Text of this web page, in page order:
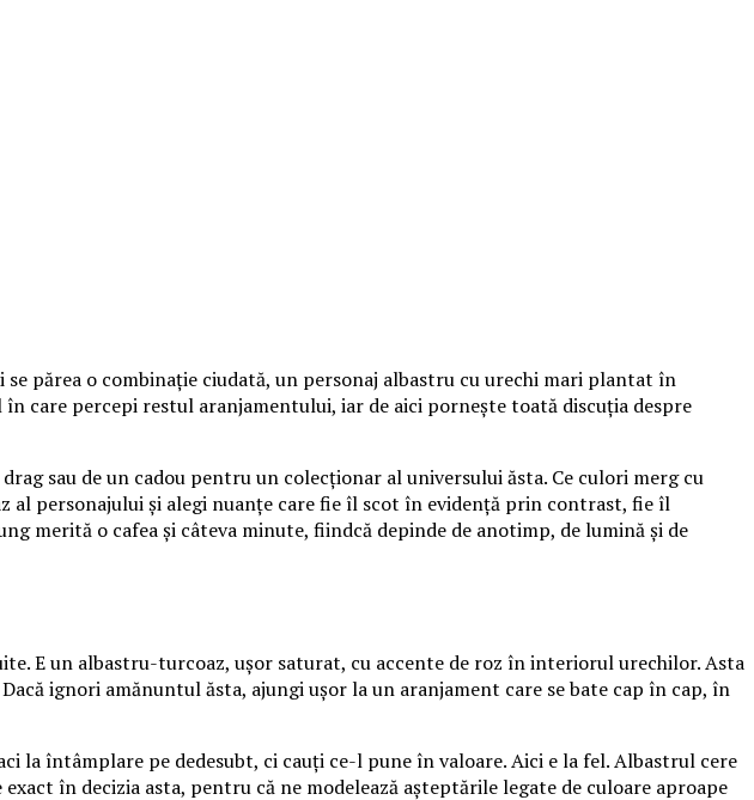
părea o combinație ciudată, un personaj albastru cu urechi mari plantat în
care percepi restul aranjamentului, iar de aici pornește toată discuția despre
sau de un cadou pentru un colecționar al universului ăsta. Ce culori merg cu
personajului și alegi nuanțe care fie îl scot în evidență prin contrast, fie îl
merită o cafea și câteva minute, fiindcă depinde de anotimp, de lumină și de
E un albastru-turcoaz, ușor saturat, cu accente de roz în interiorul urechilor. Asta
ignori amănuntul ăsta, ajungi ușor la un aranjament care se bate cap în cap, în
la întâmplare pe dedesubt, ci cauți ce-l pune în valoare. Aici e la fel. Albastrul cere
în decizia asta, pentru că ne modelează așteptările legate de culoare aproape